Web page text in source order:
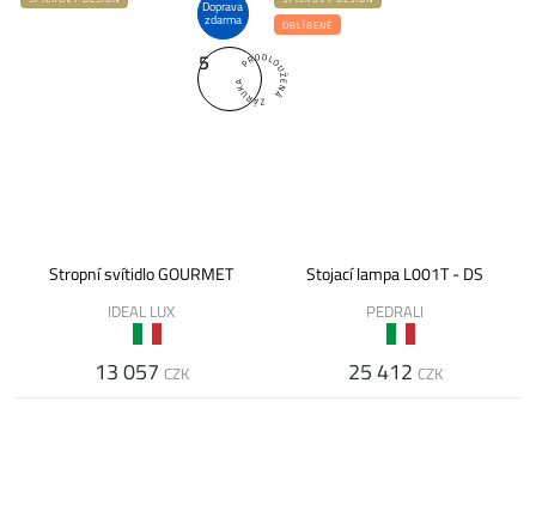
Doprava
zdarma
5
Stropní svítidlo GOURMET
IDEAL LUX
13 057 CZK
OBLÍBENÉ
Stojací lampa L001T - DS
PEDRALI
25 412 CZK